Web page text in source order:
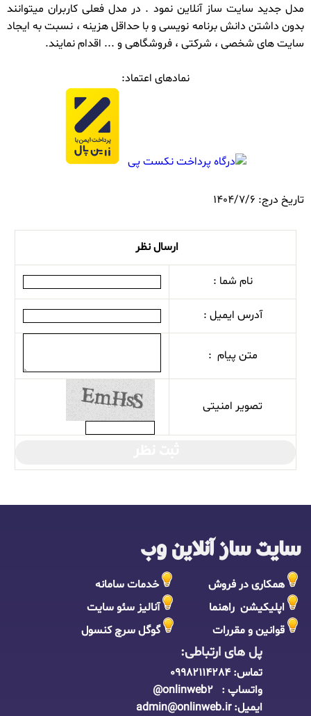
مدل جدید سایت ساز آنلاین نمود . در مدل فعلی کاربران میتوانند
بدون داشتن دانش برنامه نویسی و با حداقل هزینه ، نسبت به ایجاد
سایت های شخصی ، شرکتی ، فروشگاهی و ... اقدام نمایند.
نمادهای اعتماد:
تاریخ درج: 1404/7/6
ارسال نظر
نام شما :
آدرس ایمیل :
متن پیام :
تصویر امنیتی
سایت ساز آنلاین وب
همکاری در فروش
خدمات سامانه
اپلیکیشن راهنما
آنالیز سئو سایت
قوانین و مقررات
گوگل سرچ کنسول
پل های ارتباطی:
تماس: 09982114284
واتساپ : onlinweb2@
ایمیل:admin@onlinweb.i
r